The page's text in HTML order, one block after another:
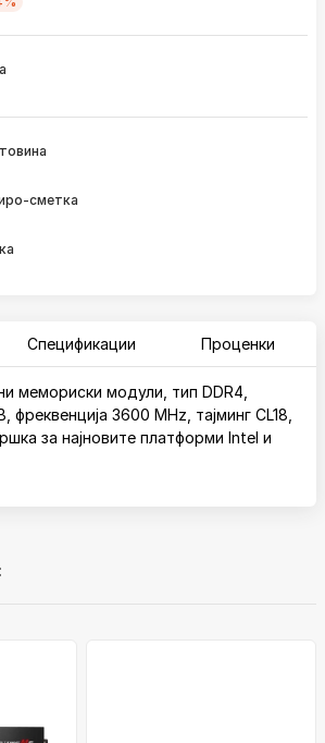
сметка
Спецификации Проценки
мемориски модули, тип DDR4,
фреквенција 3600 MHz, тајминг CL18,
за најновите платформи Intel и